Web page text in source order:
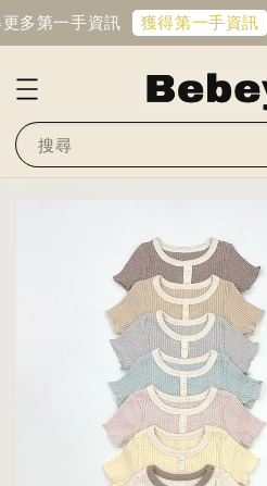
多第一手資訊 獲得第一手資訊
搜尋